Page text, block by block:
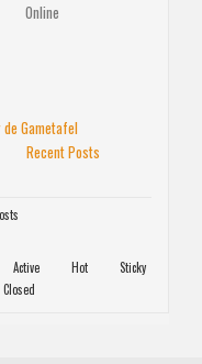
Online
Gametafel
Recent Posts
Active Hot
Sticky
Closed